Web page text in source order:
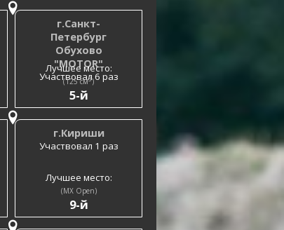
г.Санкт-
Петербург
Обухово
"MOTOR"
Участвовал 6 раз
Лучшее место:
(125 см3)
5-й
г.Кириши
Участвовал 1 раз
Лучшее место:
(MX Open)
9-й